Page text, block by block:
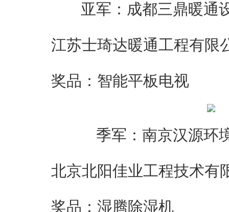
亚军：成都三鼎暖通
江苏士琦达暖通工程有限
奖品：智能平板电视
季军：南京汉源环
北京北阳佳业工程技术有
奖品：湿腾除湿机